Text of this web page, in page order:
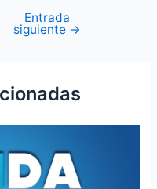
Entrada
siguiente →